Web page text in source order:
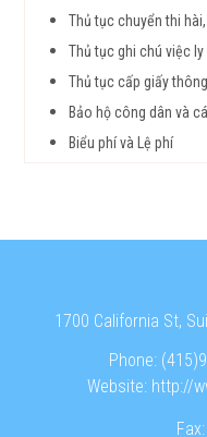
Thủ tục chuyển thi
Thủ tục ghi chú việc
Thủ tục cấp giấy
Bảo hộ công dân và
Biểu phí và Lệ phí
1700 California St,
Phone:
Website: http://
Fax: